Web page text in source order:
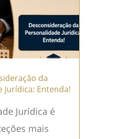
certidão,
mais →
da
Jurídica: Entenda!
Jurídica é
mais